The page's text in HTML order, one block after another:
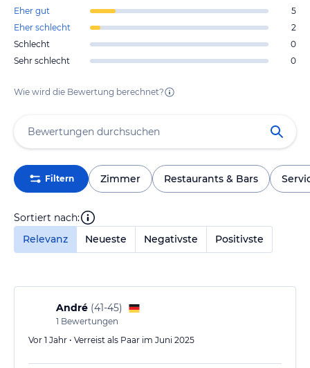
Eher gut
5
Eher schlecht
2
Schlecht
0
Sehr schlecht
0
Wie wird die Bewertung berechnet?
Filtern Zimmer Restaurants & Bars
Sortiert nach:
Relevanz
Neueste Negativste Positivste
André (41-45)
1 Bewertungen
Vor 1 Jahr • Verreist als Paar im Juni 2025